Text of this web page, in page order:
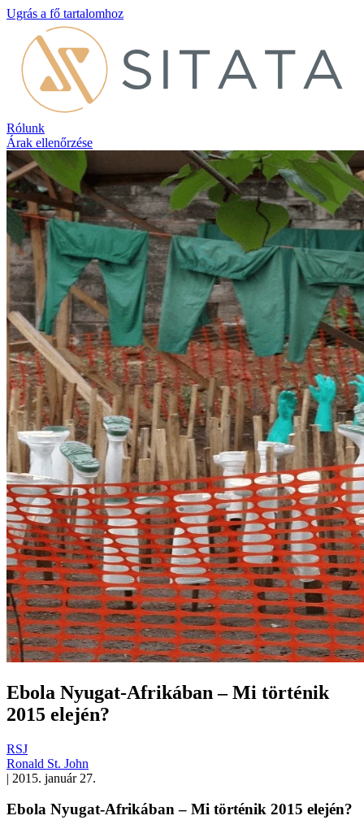
Ugrás a fő tartalomhoz
Rólunk
Árak ellenőrzése
Ebola Nyugat-Afrikában – Mi történik
2015 elején?
RSJ
Ronald St. John
| 2015. január 27.
Ebola Nyugat-Afrikában – Mi történik 2015 elején?